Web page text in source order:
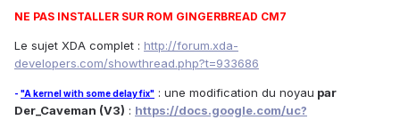
NE PAS INSTALLER SUR ROM GINGERBREAD CM7
Le sujet XDA complet : http://forum.xda-
developers.com/showthread.php?t=933686
- "A kernel with some delay fix" : une modification du noyau par
Der_Caveman (V3) : https://docs.google.com/uc?